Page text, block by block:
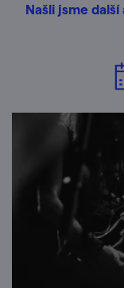
Našli jsme